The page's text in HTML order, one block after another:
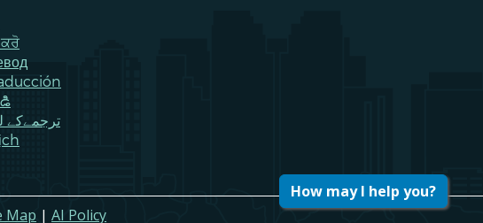
How may I help you?
ਕਰੋ
ترجمےکے
Map | AI Policy